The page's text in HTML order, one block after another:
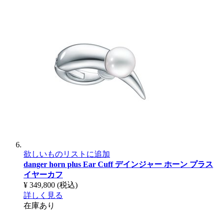
欲しいものリストに追加
danger horn plus Ear Cuffデインジャー ホーン プラス
イヤーカフ
¥ 349,800 (税込)
詳しく見る
在庫あり